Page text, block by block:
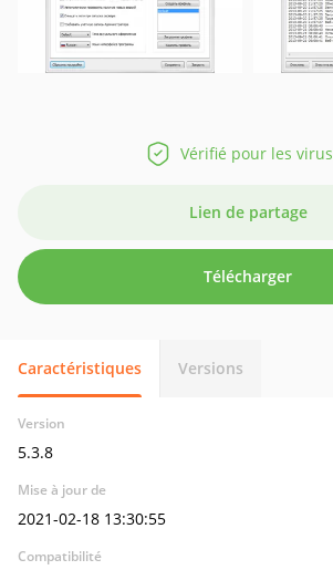
Vérifié pour les virus
Lien de partage
Télécharger
Caractéristiques Versions
Version
5.3.8
Mise à jour de
2021-02-18 13:30:55
Compatibilité